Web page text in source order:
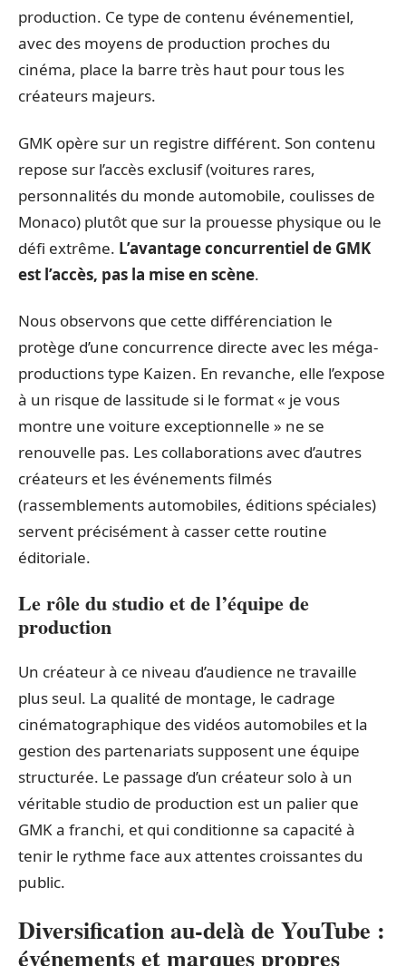
production. Ce type de contenu événementiel,
avec des moyens de production proches du
cinéma, place la barre très haut pour tous les
créateurs majeurs.
GMK opère sur un registre différent. Son contenu
repose sur l’accès exclusif (voitures rares,
personnalités du monde automobile, coulisses de
Monaco) plutôt que sur la prouesse physique ou le
défi extrême. L’avantage concurrentiel de GMK
est l’accès, pas la mise en scène.
Nous observons que cette différenciation le
protège d’une concurrence directe avec les méga-
productions type Kaizen. En revanche, elle l’expose
à un risque de lassitude si le format « je vous
montre une voiture exceptionnelle » ne se
renouvelle pas. Les collaborations avec d’autres
créateurs et les événements filmés
(rassemblements automobiles, éditions spéciales)
servent précisément à casser cette routine
éditoriale.
Le rôle du studio et de l’équipe de
production
Un créateur à ce niveau d’audience ne travaille
plus seul. La qualité de montage, le cadrage
cinématographique des vidéos automobiles et la
gestion des partenariats supposent une équipe
structurée. Le passage d’un créateur solo à un
véritable studio de production est un palier que
GMK a franchi, et qui conditionne sa capacité à
tenir le rythme face aux attentes croissantes du
public.
Diversification au-delà de YouTube :
événements et marques propres